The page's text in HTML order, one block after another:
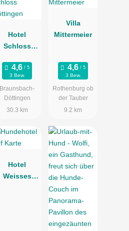
Hotel
Schloss
3 Bew.
Braunsbach-
Döttingen
30.3 km
Villa
Mittermeier
3 Bew.
Rothenburg ob
der Tauber
9.2 km
Hotel
Weisses